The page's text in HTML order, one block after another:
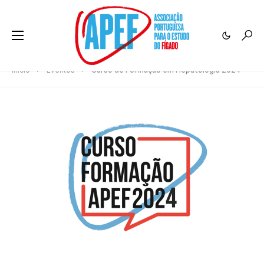
Início Eventos Curso de Formação em Hepatologia 2024